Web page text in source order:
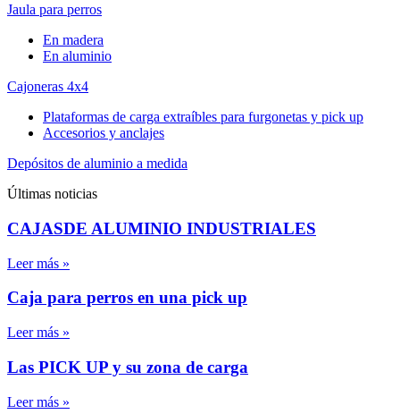
Jaula para perros
En madera
En aluminio
Cajoneras 4x4
Plataformas de carga extraíbles para furgonetas y pick up
Accesorios y anclajes
Depósitos de aluminio a medida
Últimas noticias
CAJASDE ALUMINIO INDUSTRIALES
Leer más »
Caja para perros en una pick up
Leer más »
Las PICK UP y su zona de carga
Leer más »